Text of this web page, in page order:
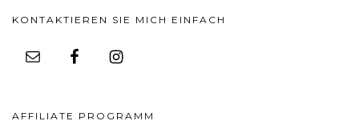
KONTAKTIEREN SIE MICH EINFACH
AFFILIATE PROGRAMM